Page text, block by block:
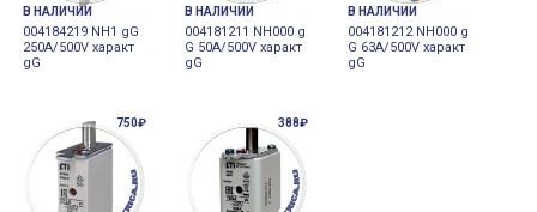
В НАЛИЧИИ
004184219 NH1 gG
250A/500V характ
gG
В НАЛИЧИИ
004181211 NH000 g
G 50A/500V характ
gG
В НАЛИЧИИ
004181212 NH000 g
G 63A/500V характ
gG
750₽ 388₽